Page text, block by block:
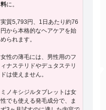
料に。
実質5,793円、1日あたり約76
円から本格的なヘアケアを始
められます。
女性の薄毛には、男性用のフ
ィナステリドやデュタステリ
ドは使えません。
ミノキシジルタブレットは女
性でも使える発毛成分で、ま